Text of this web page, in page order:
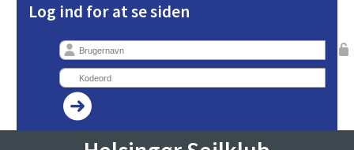
Log ind for at se siden